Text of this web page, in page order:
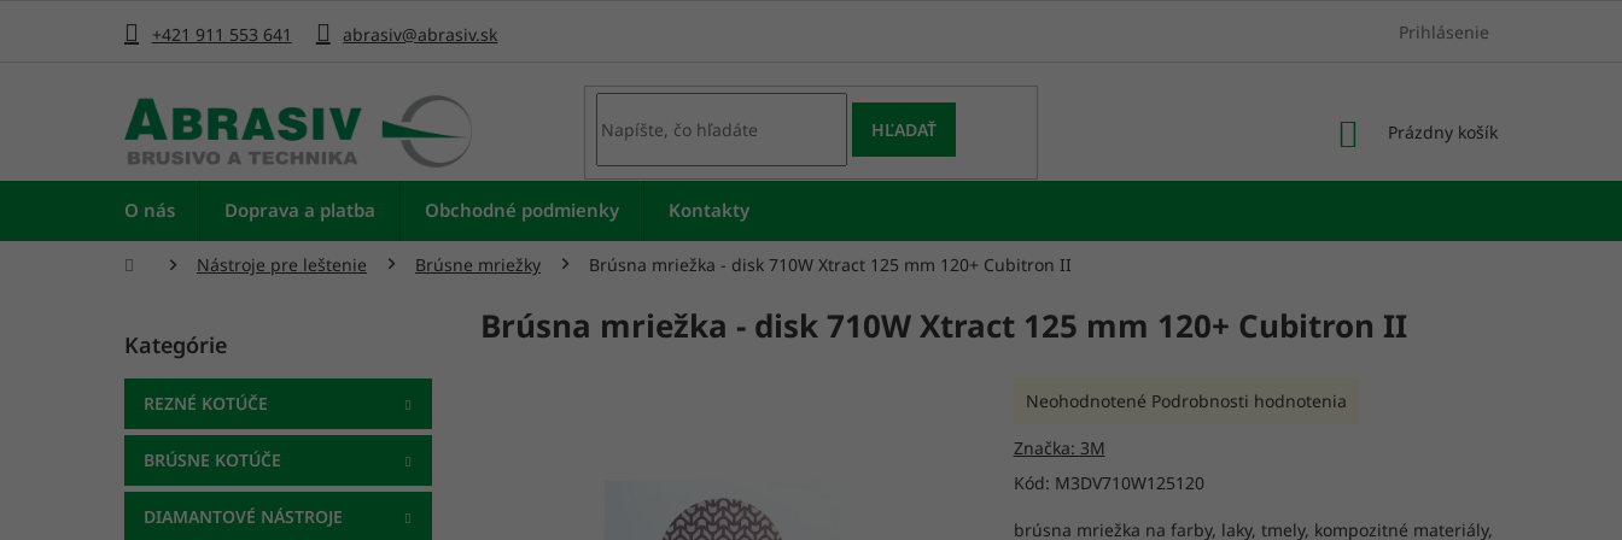
+421 911 553 641 abrasiv@abrasiv.sk Prihlásenie
HĽADAŤ
NÁKUPNÝ
Prázdny košík
O nás Doprava a platba Obchodné podmienky Kontakty
DomovNástroje pre leštenie Brúsne mriežky Brúsna mriežka - disk 710W Xtract 125 mm 120+ Cubitron II
Preskočiť
kategórie
Kategórie
REZNÉ KOTÚČE
BRÚSNE KOTÚČE
DIAMANTOVÉ NÁSTROJE
Brúsna mriežka - disk 710W Xtract 125 mm 120+ Cubitron II
Kód: M3DV710W125120
brúsna mriežka na farby, laky, tmely, kompozitné materiály,
Priemerné
produktu
0,0
Neohodnotené Podrobnosti hodnotenia
Značka: 3M